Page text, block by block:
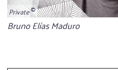
Private
Bildunterschrift
Bruno Elías Maduro